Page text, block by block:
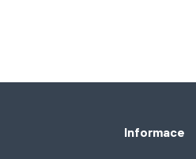
Informace